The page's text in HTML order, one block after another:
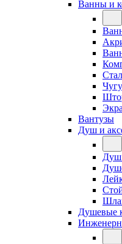
Ванны и
Вантузы
Душ и
Душ
Душевые